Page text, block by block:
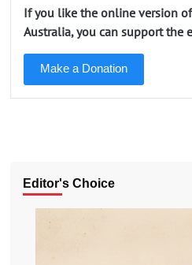
If you like the online version
Australia, you can support the
Make a Donation
Editor's Choice